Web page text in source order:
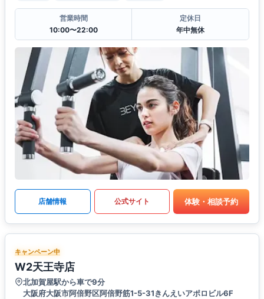
営業時間
10:00〜22:00
定休日
年中無休
店舗情報 公式サイト 体験・相談予約
キャンペーン中
W2天王寺店
北加賀屋駅から車で9分
大阪府大阪市阿倍野区阿倍野筋1-5-31きんえいアポロビル6F